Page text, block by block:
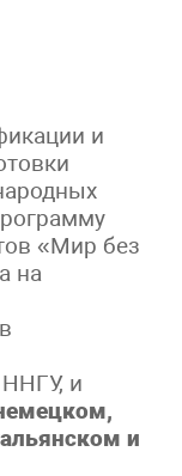
и
«Мир без
на
и
и